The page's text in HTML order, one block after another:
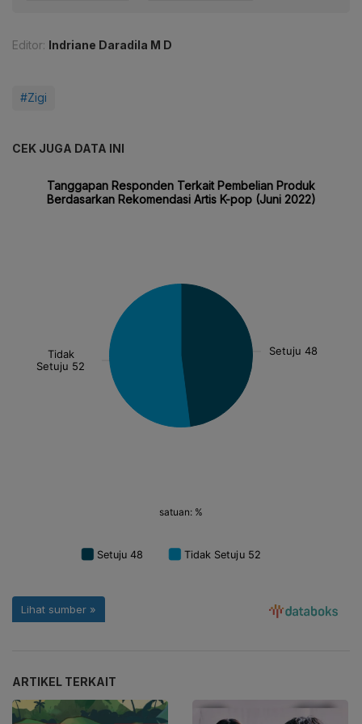
Editor: Indriane Daradila M D
#Zigi
CEK JUGA DATA INI
ARTIKEL TERKAIT